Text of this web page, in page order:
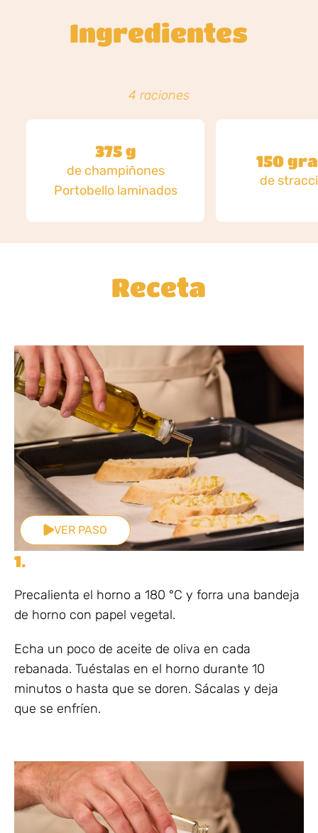
Ingredientes
4 raciones
375 g
de champiñones
Portobello laminados
150
de
Receta
VER PASO
1.
Precalienta el horno a 180 °C y forra una bandeja
de horno con papel vegetal.
Echa un poco de aceite de oliva en cada
rebanada. Tuéstalas en el horno durante 10
minutos o hasta que se doren. Sácalas y deja
que se enfríen.